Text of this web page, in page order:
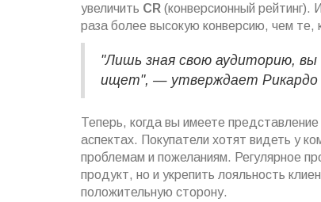
увеличить CR (конверсионный
раза более высокую конверсию, чем
"Лишь зная свою аудиторию,
ищет", — утверждает Рикардо
Теперь, когда вы имеете
аспектах. Покупатели хотят видеть у
проблемам и пожеланиям. Регулярное
продукт, но и укрепить лояльность
положительную сторону.